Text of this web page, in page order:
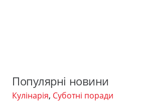
Популярні новини
Кулінарія, Суботні поради